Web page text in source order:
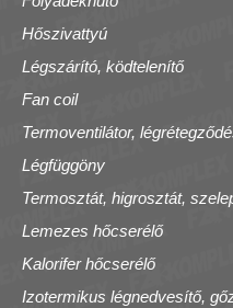
Hőszivattyú
Légszárító, ködtelenítő
Fan coil
Termoventilátor,
Légfüggöny
Termosztát, higrosztát,
Lemezes hőcserélő
Kalorifer hőcserélő
Izotermikus légnedvesítő,